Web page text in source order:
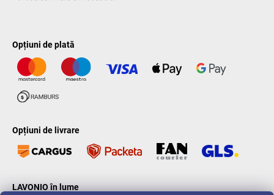
Opțiuni de plată
Opțiuni de livrare
LAVONIO în lume